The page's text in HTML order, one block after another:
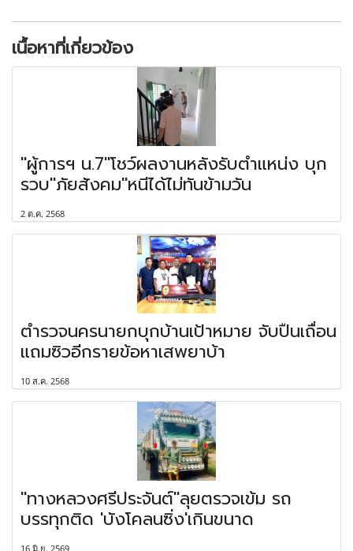
เนื้อหาที่เกี่ยวข้อง
"ผู้การฯ น.7"โชว์ผลงานหลังรับตำแหน่ง บุก
รวบ"ภัยสังคม"หนีได้ไม่ทันข้ามวัน
2 ต.ค. 2568
ตำรวจนครนายกบุกบ้านเป้าหมาย จับปืนเถื่อน
แถมซิวอีกรายข้อหาเสพยาบ้า
10 ส.ค. 2568
"ทางหลวงศรีประจันต์"ลุยตรวจเข้ม รถ
บรรทุกติด 'บังโคลนซิ่ง'เกินขนาด
16 มิ.ย. 2569